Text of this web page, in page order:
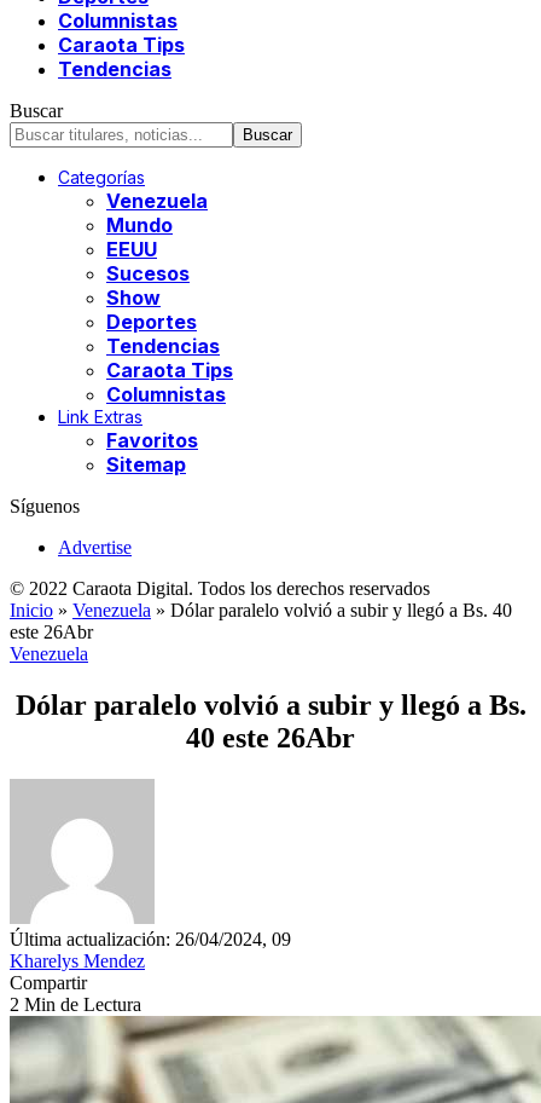
Columnistas
Caraota Tips
Tendencias
Buscar
Categorías
Venezuela
Mundo
EEUU
Sucesos
Show
Deportes
Tendencias
Caraota Tips
Columnistas
Link Extras
Favoritos
Sitemap
Síguenos
Advertise
© 2022 Caraota Digital. Todos los derechos reservados
Inicio » Venezuela » Dólar paralelo volvió a subir y llegó a Bs. 40
este 26Abr
Venezuela
Dólar paralelo volvió a subir y llegó a Bs.
40 este 26Abr
Última actualización: 26/04/2024, 09
Kharelys Mendez
Compartir
2 Min de Lectura